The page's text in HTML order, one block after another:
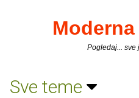
Pogledaj... sve
Sve teme